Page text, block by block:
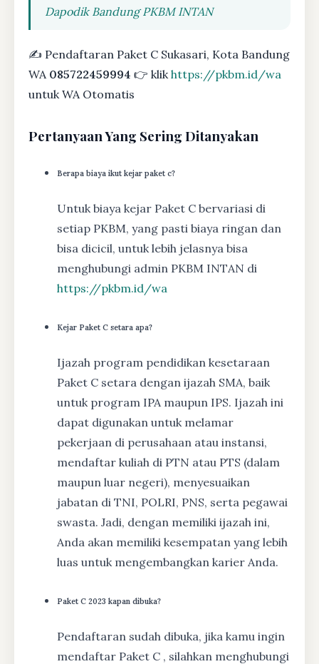
Dapodik Bandung PKBM INTAN
✍ Pendaftaran Paket C Sukasari, Kota Bandung
WA 085722459994 👉 klikhttps://pkbm.id/wa
untuk WA Otomatis
Pertanyaan Yang Sering Ditanyakan
Berapa biaya ikut kejar paket c?
Untuk biaya kejar Paket C bervariasi di
setiap PKBM, yang pasti biaya ringan dan
bisa dicicil, untuk lebih jelasnya bisa
menghubungi admin PKBM INTAN di
https://pkbm.id/wa
Kejar Paket C setara apa?
Ijazah program pendidikan kesetaraan
Paket C setara dengan ijazah SMA, baik
untuk program IPA maupun IPS. Ijazah ini
dapat digunakan untuk melamar
pekerjaan di perusahaan atau instansi,
mendaftar kuliah di PTN atau PTS (dalam
maupun luar negeri), menyesuaikan
jabatan di TNI, POLRI, PNS, serta pegawai
swasta. Jadi, dengan memiliki ijazah ini,
Anda akan memiliki kesempatan yang lebih
luas untuk mengembangkan karier Anda.
Paket C 2023 kapan dibuka?
Pendaftaran sudah dibuka, jika kamu ingin
mendaftar Paket C , silahkan menghubungi